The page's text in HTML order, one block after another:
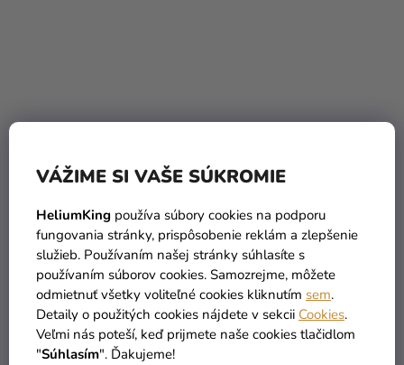
VÁŽIME SI VAŠE SÚKROMIE
HeliumKing používa súbory cookies na podporu
fungovania stránky, prispôsobenie reklám a zlepšenie
služieb. Používaním našej stránky súhlasíte s
používaním súborov cookies. Samozrejme, môžete
odmietnuť všetky voliteľné cookies kliknutím sem.
Detaily o použitých cookies nájdete v sekcii Cookies.
Veľmi nás poteší, keď prijmete naše cookies tlačidlom
"Súhlasím". Ďakujeme!
produktu
5,0
z
5
hviezdičiek.
0,90 €
DO KOŠÍKA
0,90 €
DO KOŠÍKA